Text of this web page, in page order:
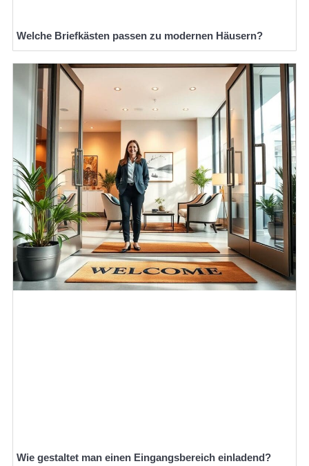
Welche Briefkästen passen zu modernen Häusern?
Wie gestaltet man einen Eingangsbereich einladend?